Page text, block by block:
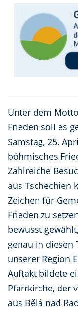
Unter dem
Frieden soll es
Samstag, 25.
böhmisches
Zahlreiche
aus Tschechien
Zeichen für
Frieden zu
bewusst
genau in diesen
unserer Region
Auftakt bildete
Pfarrkirche, der
aus Bělá nad